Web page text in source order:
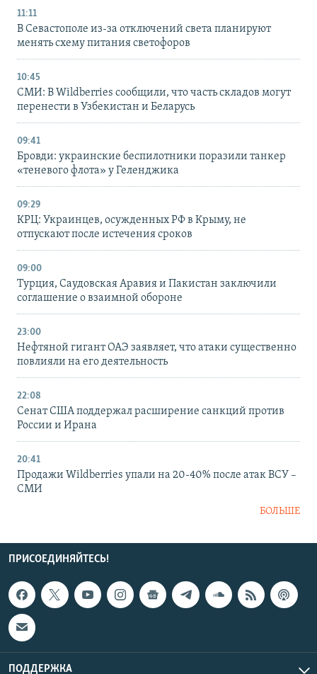
11:11
В Севастополе из-за отключений света планируют
менять схему питания светофоров
10:45
СМИ: В Wildberries сообщили, что часть складов могут
перенести в Узбекистан и Беларусь
09:41
Бровди: украинские беспилотники поразили танкер
«теневого флота» у Геленджика
09:29
КРЦ: Украинцев, осужденных РФ в Крыму, не
отпускают после истечения сроков
09:00
Турция, Саудовская Аравия и Пакистан заключили
соглашение о взаимной обороне
23:00
Нефтяной гигант ОАЭ заявляет, что атаки существенно
повлияли на его деятельность
22:08
Сенат США поддержал расширение санкций против
России и Ирана
20:41
Продажи Wildberries упали на 20-40% после атак ВСУ –
СМИ
БОЛЬШЕ
ПРИСОЕДИНЯЙТЕСЬ!
ПОДДЕРЖКА